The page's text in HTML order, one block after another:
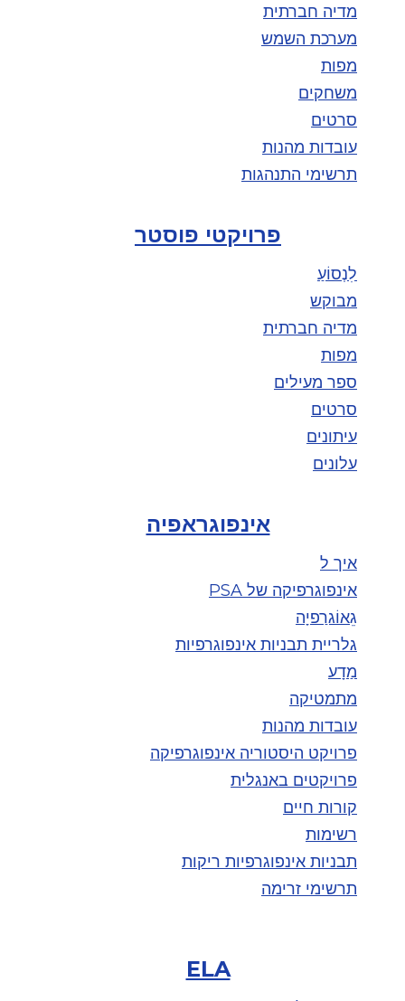
מדיה חברתית
מערכת השמש
מפות
משחקים
סרטים
עובדות מהנות
תרשימי התנהגות
פרויקטי פוסטר
לִנְסוֹעַ
מבוקש
מדיה חברתית
מפות
ספר מעילים
סרטים
עיתונים
עלונים
אינפוגראפיה
איך ל
אינפוגרפיקה של PSA
גֵאוֹגרַפיָה
גלריית תבניות אינפוגרפיות
מַדָע
מתמטיקה
עובדות מהנות
פרויקט היסטוריה אינפוגרפיקה
פרויקטים באנגלית
קורות חיים
רשימות
תבניות אינפוגרפיות ריקות
תרשימי זרימה
ELA